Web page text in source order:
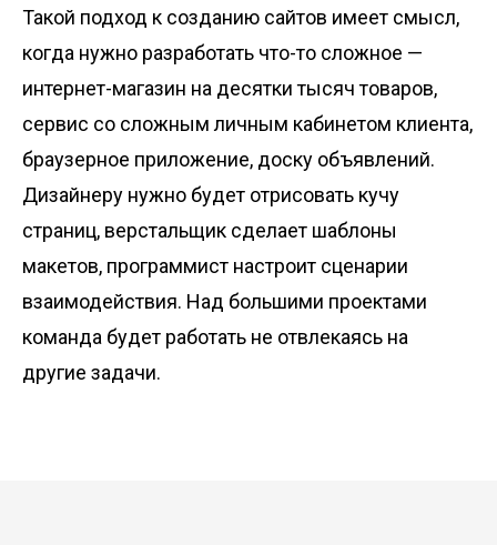
Такой подход к созданию сайтов имеет смысл,
когда нужно разработать что-то сложное —
интернет-магазин на десятки тысяч товаров,
сервис со сложным личным кабинетом клиента,
браузерное приложение, доску объявлений.
Дизайнеру нужно будет отрисовать кучу
страниц, верстальщик сделает шаблоны
макетов, программист настроит сценарии
взаимодействия. Над большими проектами
команда будет работать не отвлекаясь на
другие задачи.